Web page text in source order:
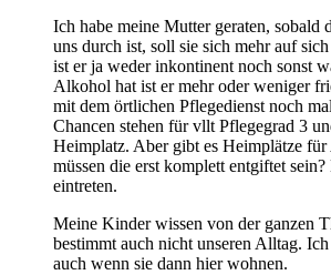
Ich habe meine Mutter geraten, sobald
uns durch ist, soll sie sich mehr auf
ist er ja weder inkontinent noch sonst
Alkohol hat ist er mehr oder weniger
mit dem örtlichen Pflegedienst noch
Chancen stehen für vllt Pflegegrad 3
Heimplatz. Aber gibt es Heimplätze
müssen die erst komplett entgiftet
eintreten.
Meine Kinder wissen von der ganzen
bestimmt auch nicht unseren Alltag.
auch wenn sie dann hier wohnen.